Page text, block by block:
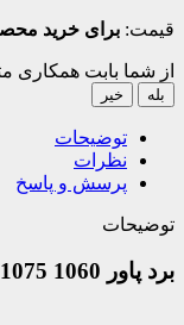
قیمت: برای خرید محصول با شماره
از شما بابت همکاری
بله خیر
توضیحات
نظرات
پرسش و پاسخ
توضیحات
برد پاور 1060 1075 ریکو آفیشیو Richo Aficio